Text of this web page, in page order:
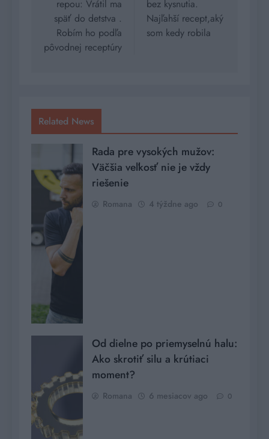
repou: Vrátil ma
späť do detstva .
Robím ho podľa
pôvodnej receptúry
bez kysnutia.
Najľahší recept,aký
som kedy robila
Related News
Rada pre vysokých mužov:
Väčšia veľkosť nie je vždy
riešenie
Romana 4 týždne ago 0
Od dielne po priemyselnú halu:
Ako skrotiť silu a krútiaci
moment?
Romana 6 mesiacov ago 0